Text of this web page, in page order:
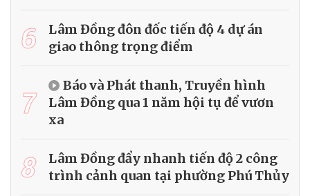
6
Lâm Đồng đôn đốc tiến độ 4 dự án
giao thông trọng điểm
7
Báo và Phát thanh, Truyền hình
Lâm Đồng qua 1 năm hội tụ để vươn
xa
8
Lâm Đồng đẩy nhanh tiến độ 2 công
trình cảnh quan tại phường Phú Thủy